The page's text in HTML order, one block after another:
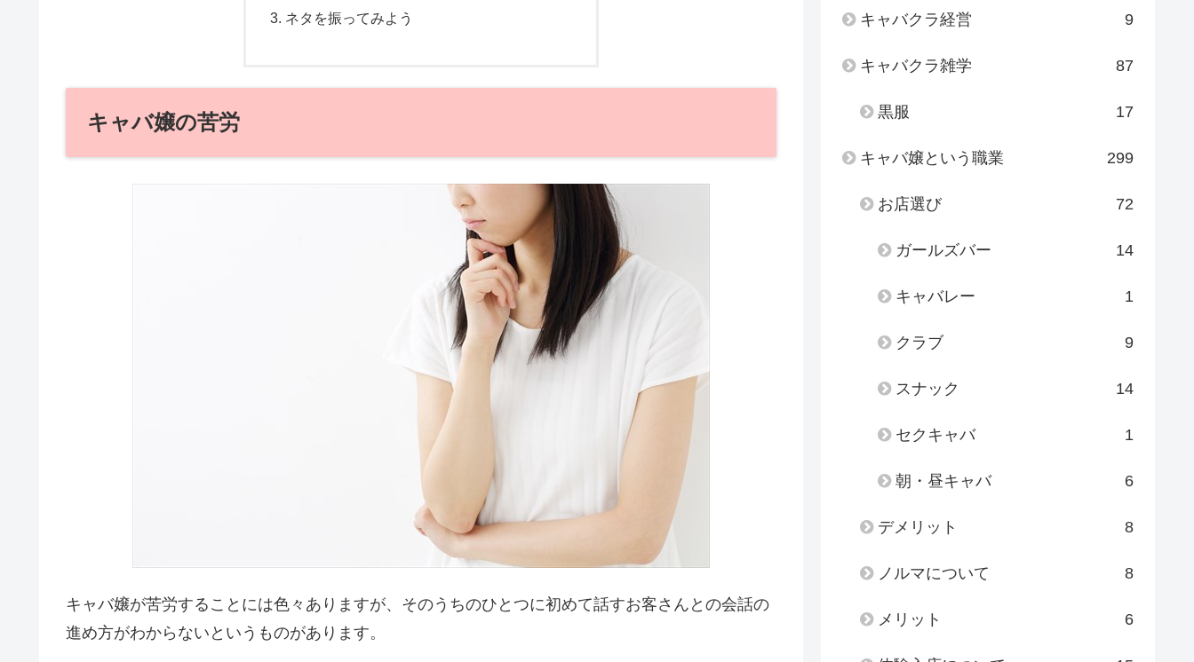
ネタを振ってみよう
キャバ嬢の苦労
キャバ嬢が苦労することには色々ありますが、そのうちのひとつに初めて話すお客さんとの会話の
進め方がわからないというものがあります。
キャバクラ経営 9
キャバクラ雑学 87
黒服 17
キャバ嬢という職業 299
お店選び 72
ガールズバー 14
キャバレー 1
クラブ 9
スナック 14
セクキャバ 1
朝・昼キャバ 6
デメリット 8
ノルマについて 8
メリット 6